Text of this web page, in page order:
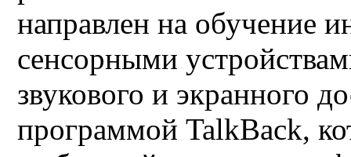
направлен на обучение
сенсорными
звукового и экранного
программой TalkBack,